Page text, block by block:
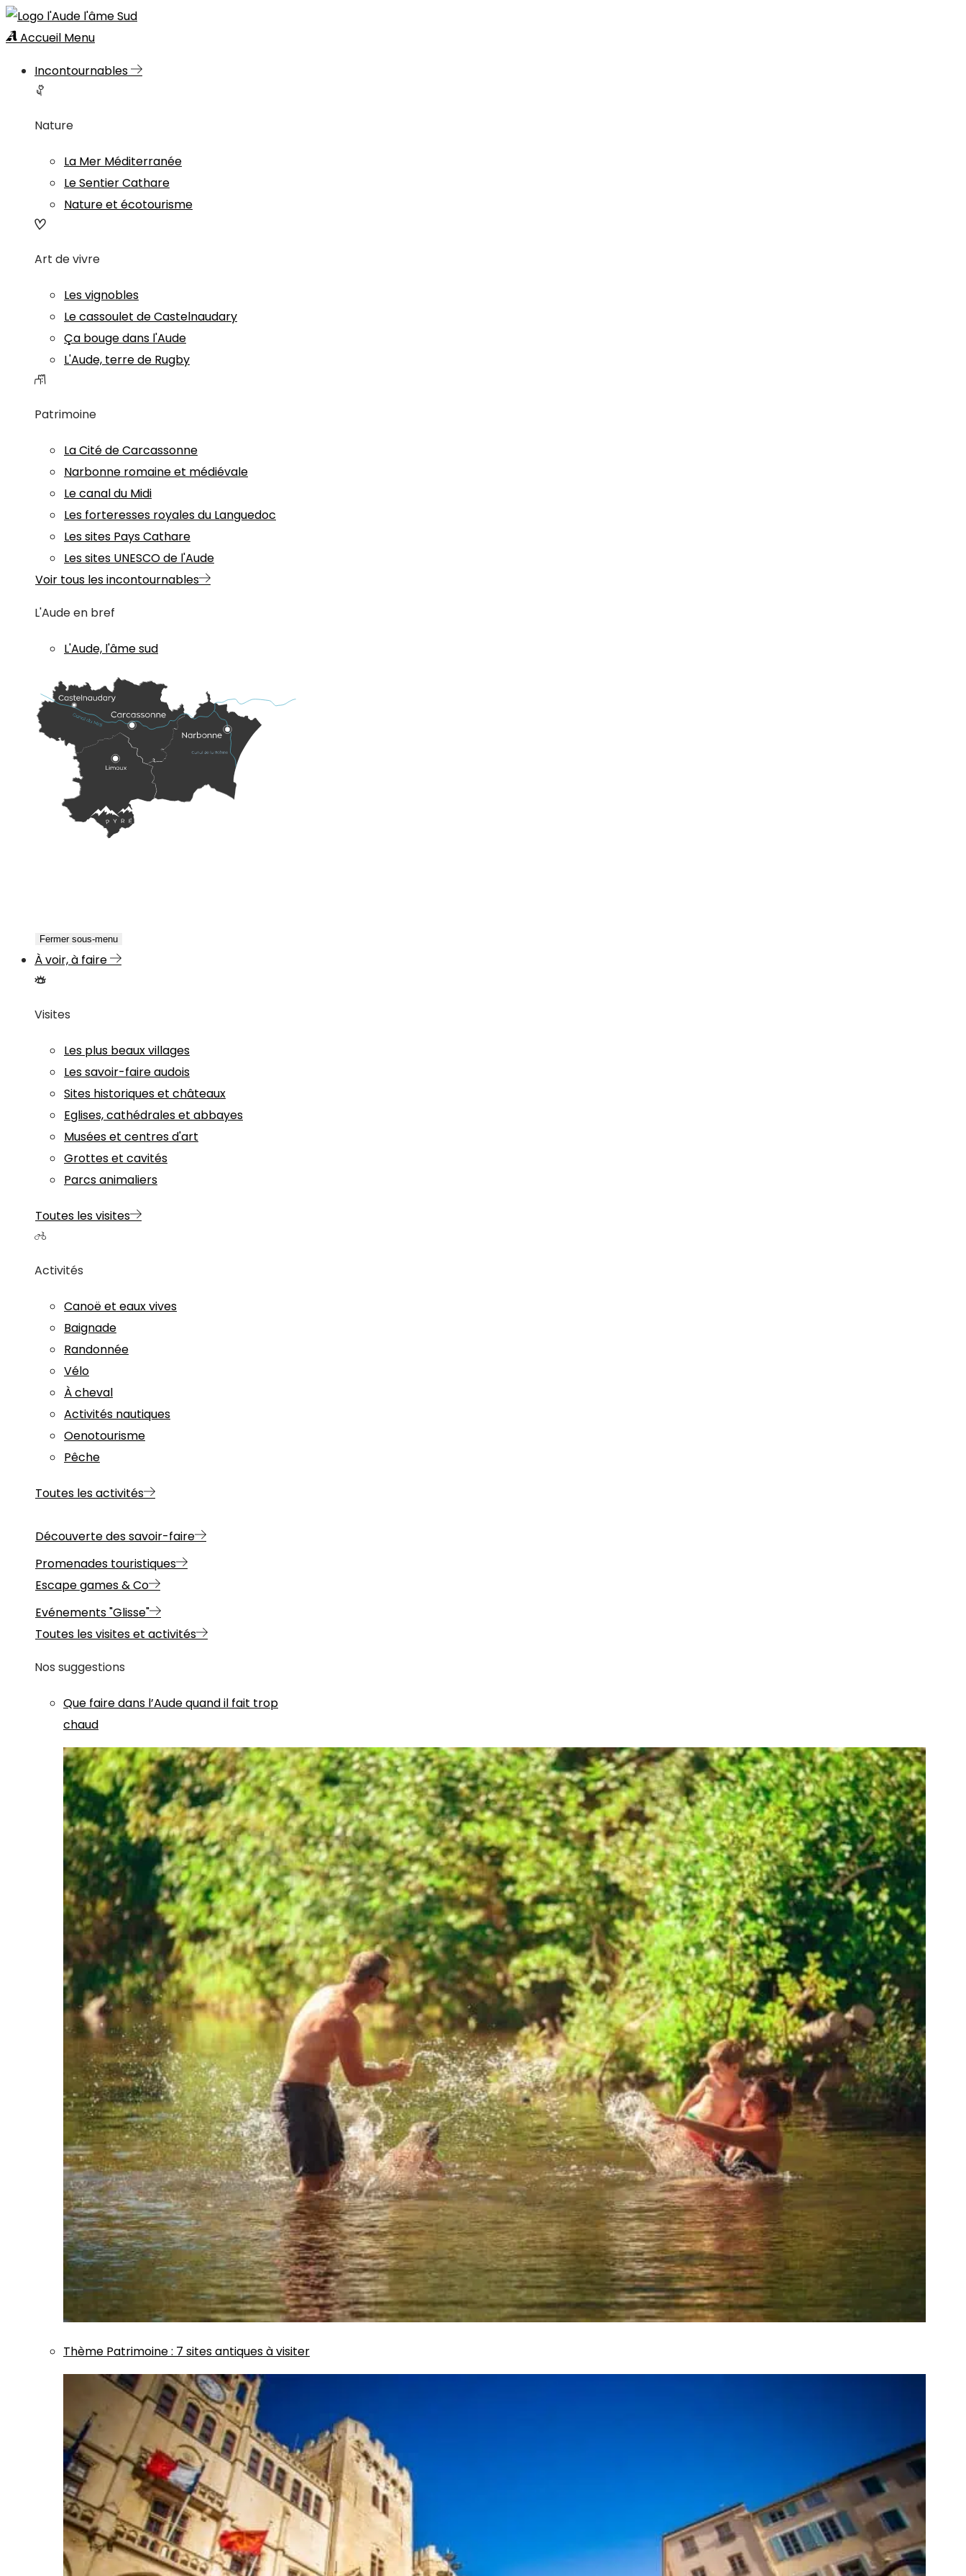
Accueil Menu
Incontournables
Nature
La Mer Méditerranée
Le Sentier Cathare
Nature et écotourisme
Art de vivre
Les vignobles
Le cassoulet de Castelnaudary
Ça bouge dans l'Aude
L'Aude, terre de Rugby
Patrimoine
La Cité de Carcassonne
Narbonne romaine et médiévale
Le canal du Midi
Les forteresses royales du Languedoc
Les sites Pays Cathare
Les sites UNESCO de l'Aude
Voir tous les incontournables
L'Aude en bref
L'Aude, l'âme sud
Fermer sous-menu
À voir, à faire
Visites
Les plus beaux villages
Les savoir-faire audois
Sites historiques et châteaux
Eglises, cathédrales et abbayes
Musées et centres d'art
Grottes et cavités
Parcs animaliers
Toutes les visites
Activités
Canoë et eaux vives
Baignade
Randonnée
Vélo
À cheval
Activités nautiques
Oenotourisme
Pêche
Toutes les activités
Découverte des savoir-faire
Promenades touristiques
Escape games & Co
Evénements "Glisse"
Toutes les visites et activités
Nos suggestions
Que faire dans l’Aude quand il fait trop
chaud
Thème Patrimoine: 7 sites antiques à visiter